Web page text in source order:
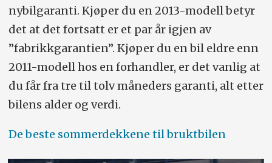
nybilgaranti. Kjøper du en 2013-modell betyr
det at det fortsatt er et par år igjen av
”fabrikkgarantien”. Kjøper du en bil eldre enn
2011-modell hos en forhandler, er det vanlig at
du får fra tre til tolv måneders garanti, alt etter
bilens alder og verdi.
De beste sommerdekkene til bruktbilen